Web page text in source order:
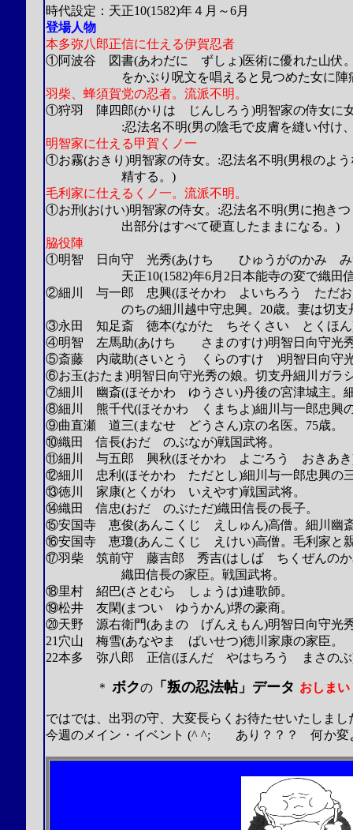
時代設定：天正10(1582)年４月～6月
登場人物
本多弥八郎正信に仕える伊賀忍者
①阿波谷 図書(あわだに ずしょ)医術に優れた山伏
をかぶり呪文を唱えると見つめた女に陣痛
羽柴、蜂須賀党の忍者。流派不明。
①狩羽 陣四郎(かりは じんしろう)明智家の侍女に
:忍法名不明(男の陰毛で皮膚を縫い付け、
明智家に仕える甲賀くノ一
①お霧(おきり)明智家の侍女。:忍法名不明(男根のよ
精する。)
毛利家に仕えるくノ一。流派不明。
①お刑(おけい)明智家の侍女。:忍法名不明(男に抱き
出部分はすべて硬直したままになる。)
脇役陣
①明智 日向守 光秀(あけち ひゅうがのかみ みつ
天正10(1582)年6月2日本能寺の変で織田信
②細川 与一郎 忠興(ほそかわ よいちろう ただお
のちの細川越中守忠興。20歳。妻は切支丹
③永田 知足斎 徳本(ながた ちそくさい とくほん)
④明智 左馬助(あけち さまのすけ)明智日向守光
⑤斎藤 内蔵助(さいとう くらのすけ )明智日向守
⑥お玉(おたま)明智日向守光秀の娘。切支丹細川ガラ
⑦細川 幽斎(ほそかわ ゆうさい)丹後の宮津城主。
⑧細川 熊千代(ほそかわ くまちよ)細川与一郎忠興
⑨曲直瀬 道三(まなせ どうさん)京の名医。75歳。
⑩織田 信長(おだ のぶなが)戦国武将。
⑪細川 与五郎 興秋(ほそかわ よごろう おきあき)
⑫細川 忠利(ほそかわ ただとし)細川与一郎忠興の
⑬徳川 家康(とくがわ いえやす)戦国武将。
⑭織田 信忠(おだ のぶただ)織田信長の長子。
⑮安国寺 恵俊(あんこくじ えしゅん)高僧。細川幽
⑯安国寺 恵瓊(あんこくじ えけい)高僧。毛利家と
⑰羽柴 筑前守 藤吉郎 秀吉(はしば ちくぜんの
織田信長の家臣。戦国武将。
⑱里村 紹巴(さとむら しょうは)連歌師。
⑲松井 友閑(まつい ゆうかん)堺の豪商。
⑳天野 源右衛門(あまの げんえもん)明智日向守光
21穴山 梅雪(あなやま ばいせつ)徳川家康の家臣。
22本多 弥八郎 正信(ほんだ やはちろう まさのぶ)
＊ ボクの 「叛の忍法帖」データ おしまい
ではでは、出羽の守、大変長らくお待たせいたしまし
今週のメイン・イベント (^ ^; あり？？？ 何か変